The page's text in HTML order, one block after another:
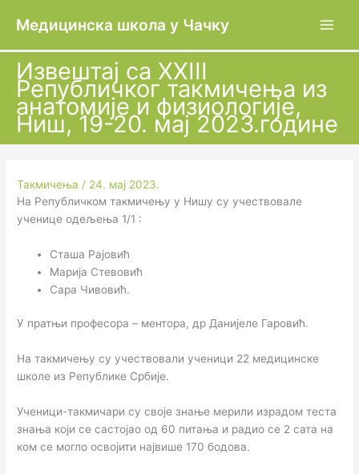
Медицинска школа у Чачку
Извештај са XXIII
Републичког такмичења из
анатомије и физиологије,
Ниш, 19-20. мај 2023.године
Такмичења / 24. мај 2023.
На Републичком такмичењу у Нишу су учествовале
ученице одељења 1/1 :
Сташа Рајовић
Марија Стевовић
Сара Чивовић.
У пратњи професора – ментора, др Данијеле Гаровић.
На такмичењу су учествовали ученици 22 медицинске
школе из Републике Србије.
Ученици-такмичари су своје знање мерили израдом теста
знања који се састојао од 60 питања и радио се 2 сата на
ком се могло освојити највише 170 бодова.